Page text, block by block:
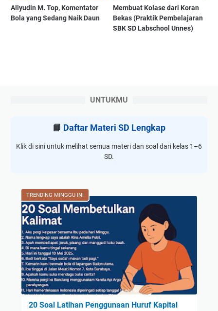
Aliyudin M. Top, Komentator
Bola yang Sedang Naik Daun
Membuat Kolase dari Koran
Bekas (Praktik Pembelajaran
SBK SD Labschool Unnes)
UNTUKMU
📘 Daftar Materi SD Lengkap
Klik di sini untuk melihat semua materi dan soal dari kelas 1–6
SD.
TRENDING MINGGU INI
20 Soal Latihan Penggunaan Huruf Kapital